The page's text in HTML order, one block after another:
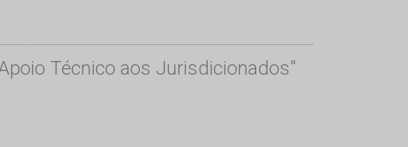
Técnico aos Jurisdicionados"